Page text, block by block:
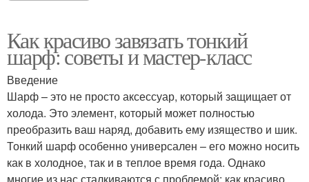
Как красиво завязать тонкий
шарф: советы и мастер-класс
Введение
Шарф – это не просто аксессуар, который защищает от
холода. Это элемент, который может полностью
преобразить ваш наряд, добавить ему изящество и шик.
Тонкий шарф особенно универсален – его можно носить
как в холодное, так и в теплое время года. Однако
многие из нас сталкиваются с проблемой: как красиво